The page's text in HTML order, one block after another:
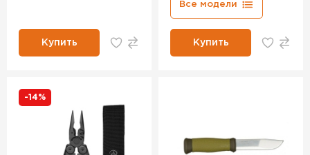
Купить
Все модели
Купить
-14%